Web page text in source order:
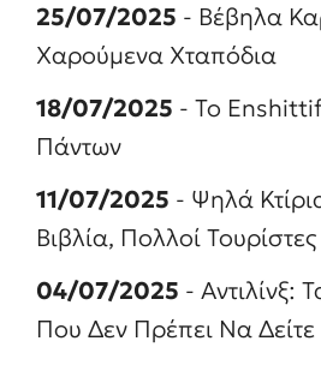
25/07/2025 - Βέβηλα
Χαρούμενα Χταπόδια
18/07/2025 - To
Πάντων
11/07/2025 - Ψηλά
Βιβλία, Πολλοί Τουρίστες
04/07/2025 - Αντιλίνξ:
Που Δεν Πρέπει Να Δείτε